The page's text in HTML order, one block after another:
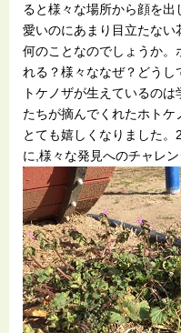
ると様々な場所から顔を
愛いのにあまり目立たな
何のことなのでしょうか。
れる？様々ななぜ？どうし
トケノザが生えているの
たちが摘んでくれたホトケ
とても嬉しくなりました
に,様々な発見へのチャレン